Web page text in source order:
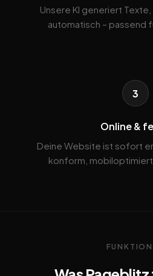
Unsere KI generiert
automatisch – passend
3
Online &
Deine Website ist sofort
konform, mobiloptimiert